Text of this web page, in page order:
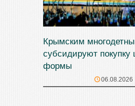
Крымским
субсидируют покупку
формы
06.08.2026